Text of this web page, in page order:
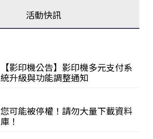
活動快訊
【影印機公告】影印機多元支付系
統升級與功能調整通知
您可能被停權！請勿大量下載資料
庫！